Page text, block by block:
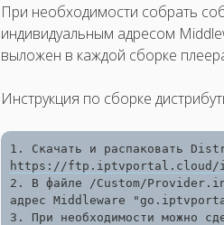
При необходимости собрать
индивидуальным адресом
выложен в каждой сборке
Инструкция по сборке
https://ftp.iptvportal.cloud/
2. В файле /Custom/
адрес Middleware
3. При необходимости можно